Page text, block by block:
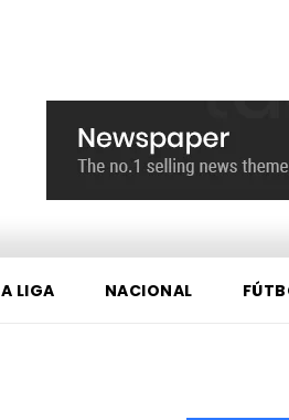
LIGA NACIONAL